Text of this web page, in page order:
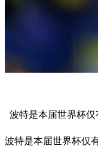
波特是本届世界杯仅
波特是本届世界杯仅